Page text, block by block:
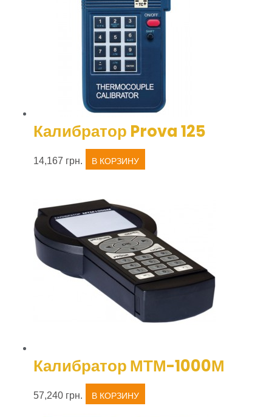
Калибратор Prova 125
14,167 грн. В КОРЗИНУ
Калибратор МТМ-1000М
57,240 грн. В КОРЗИНУ